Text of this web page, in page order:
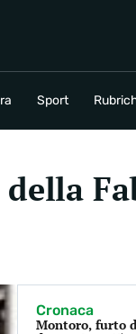
Sport
Cronaca
Montoro, furto